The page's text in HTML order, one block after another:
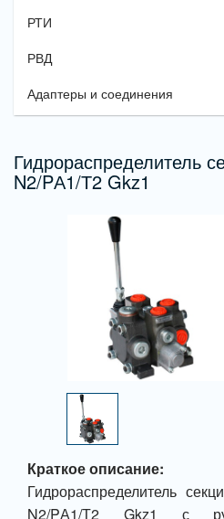
РТИ
РВД
Адаптеры и соединения
Гидрораспределитель
N2/PА1/Т2 Gkz1
Краткое описание:
Гидрораспределитель
N2/PА1/Т2 Gkz1 с